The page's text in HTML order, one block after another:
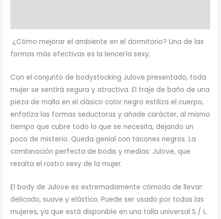
¿Cómo mejorar el ambiente en el dormitorio? Una de las
formas más efectivas es la lencería sexy.
Con el conjunto de bodystocking Julove presentado, toda
mujer se sentirá segura y atractiva. El traje de baño de una
pieza de malla en el clásico color negro estiliza el cuerpo,
enfatiza las formas seductoras y añade carácter, al mismo
tiempo que cubre todo lo que se necesita, dejando un
poco de misterio. Queda genial con tacones negros. La
combinación perfecta de bodis y medias: Julove, que
resalta el rostro sexy de la mujer.
El body de Julove es extremadamente cómodo de llevar:
delicado, suave y elástico. Puede ser usado por todas las
mujeres, ya que está disponible en una talla universal S / L.